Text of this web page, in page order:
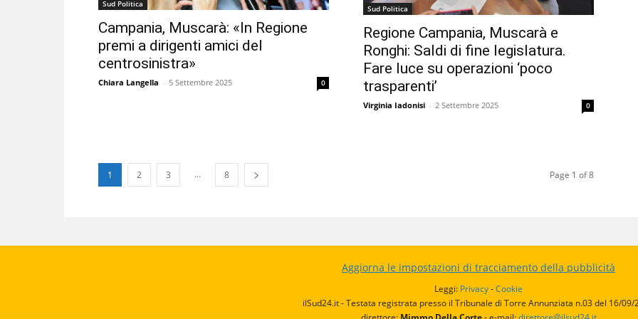
Sud Politica
Campania, Muscarà: «In Regione
premi a dirigenti amici del
centrosinistra»
Chiara Langella - 5 Settembre 2025 0
Sud Politica
Regione Campania, Muscarà e
Ronghi: Saldi di fine legislatura.
Fare luce su operazioni ‘poco
trasparenti’
Virginia Iadonisi - 2 Settembre 2025 0
1 2 3 ... 8 Page 1 of 8
Aggiorna le impostazioni di tracciamento della pubblicità
Leggi: Privacy-Cookie
ilSud24.it - Testata registrata presso il Tribunale di Torre Annunziata n.03 del 16/09/